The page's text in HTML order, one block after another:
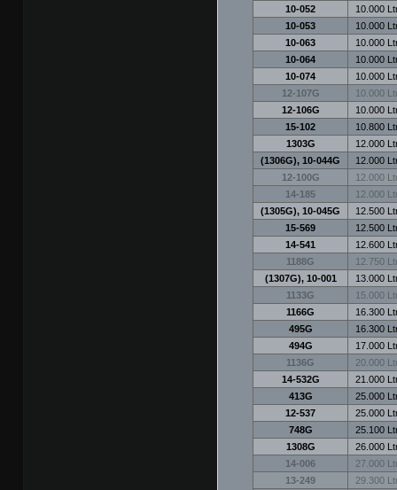
10-052
10.000
10-053
10.000
10-063
10.000
10-064
10.000
10-074
10.000
12-107G
10.000
12-106G
10.000
15-102
10.800
1303G
12.000
(1306G), 10-044G
12.000
12-100G
12.000
14-185
12.000
(1305G), 10-045G
12.500
15-569
12.500
14-541
12.600
1188G
12.750
(1307G), 10-001
13.000
1133G
15.000
1166G
16.300
495G
16.300
494G
17.000
1136G
20.000
14-532G
21.000
413G
25.000
12-537
25.000
748G
25.100
1308G
26.000
14-006
27.000
13-249
29.300